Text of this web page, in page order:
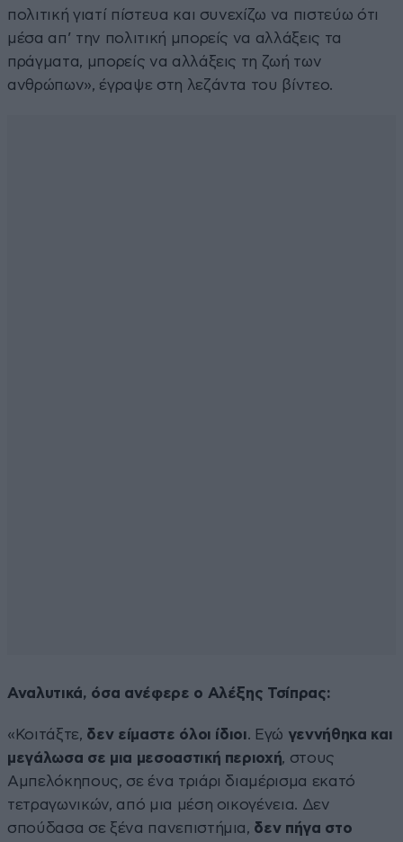
πολιτική γιατί πίστευα και συνεχίζω να πιστεύω ότι
μέσα απ’ την πολιτική μπορείς να αλλάξεις τα
πράγματα, μπορείς να αλλάξεις τη ζωή των
ανθρώπων», έγραψε στη λεζάντα του βίντεο.
Αναλυτικά, όσα ανέφερε ο Αλέξης Τσίπρας:
«Κοιτάξτε, δεν είμαστε όλοι ίδιοι. Εγώ γεννήθηκα και
μεγάλωσα σε μια μεσοαστική περιοχή, στους
Αμπελόκηπους, σε ένα τριάρι διαμέρισμα εκατό
τετραγωνικών, από μια μέση οικογένεια. Δεν
σπούδασα σε ξένα πανεπιστήμια, δεν πήγα στο